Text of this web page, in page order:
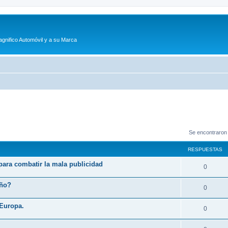
Automóvil y a su Marca
Se
RESPUESTAS
combatir la mala publicidad 0R
e
p
u
0R
e
0R
e